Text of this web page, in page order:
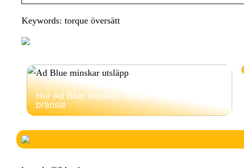
Keywords: torque översätt
Hur Ad Blue minskar utsläpp och sparar
bränsle